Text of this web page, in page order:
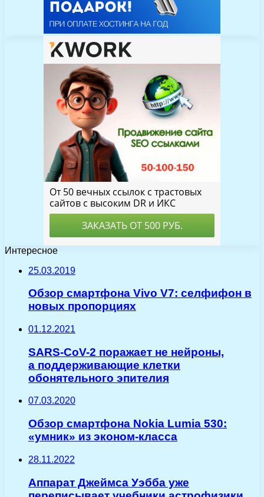
Интересное
25.03.2019
Обзор смартфона Vivo V7: селфифон в
новых пропорциях
01.12.2021
SARS-CoV-2 поражает не нейроны,
а поддерживающие клетки
обонятельного эпителия
07.03.2020
Обзор смартфона Nokia Lumia 530:
«умник» из эконом-класса
28.11.2022
Аппарат Джеймса Уэбба уже